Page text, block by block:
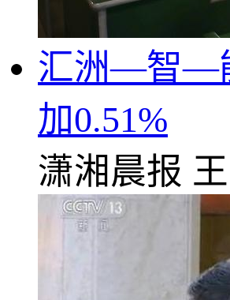
汇洲—智—
加0.51%
潇湘晨报